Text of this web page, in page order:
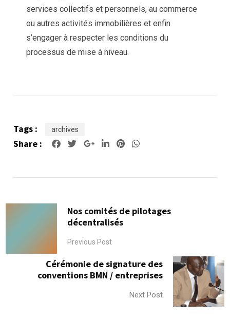
services collectifs et personnels, au commerce
ou autres activités immobilières et enfin
s’engager à respecter les conditions du
processus de mise à niveau.
Tags : archives
Share : Google+LinkedInPinterest
Whatsapp
Nos comités de pilotages
décentralisés
Previous Post
Cérémonie de signature des
conventions BMN / entreprises
Next Post